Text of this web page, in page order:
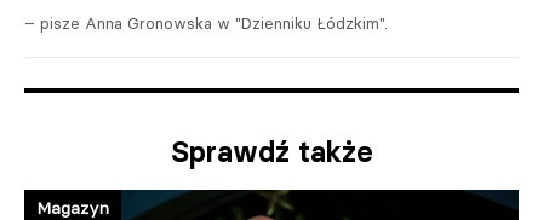
– pisze Anna Gronowska w "Dzienniku Łódzkim".
Sprawdź także
Magazyn